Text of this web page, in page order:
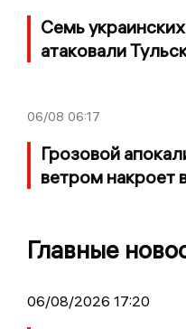
Семь
атаковали
06/08 06:17
Грозовой
ветром накроет
Главные
06/08/2026 17:20